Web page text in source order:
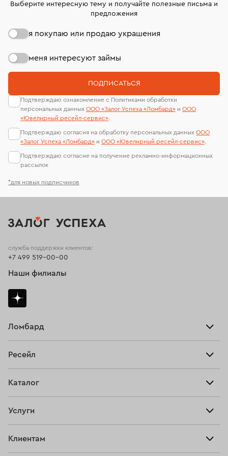
*для новых подписчиков
Выберите интересную тему и получайте полезные письма и
предложения
я покупаю или продаю украшения
меня интересуют займы
ПОДПИСАТЬСЯ
Подтверждаю ознакомление с Политиками обработки
персональных данных ООО «Залог Успеха «Ломбард» и ООО
«Ювелирный ресейл-сервиc».
Подтверждаю согласия на обработку персональных данных ООО
«Залог Успеха «Ломбард» и ООО «Ювелирный ресейл-сервиc».
Подтверждаю согласие на получение рекламно-информационных
рассылок
Ломбард
Тарифы
Ресейл
Купить
Прочие услуги
Каталог
Серьги
Услуги
Клиентам
служба поддержки клиентов:
+7 499 519-00-00
Наши филиалы